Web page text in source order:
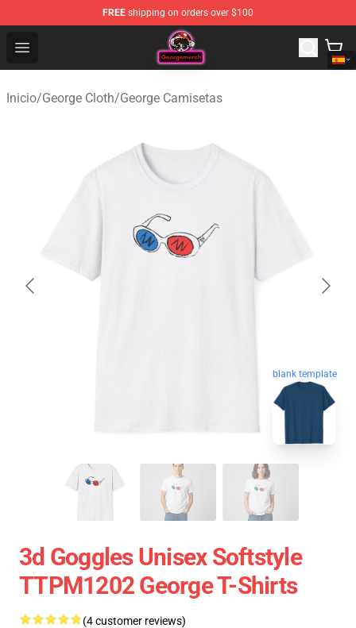
FREE shipping on orders over $100
Open menu
George Store - Official George Merchandise Shop
Inicio/George Cloth/George Camisetas
blank template
3d Goggles Unisex Softstyle
TTPM1202 George T-Shirts
(4 customer reviews)